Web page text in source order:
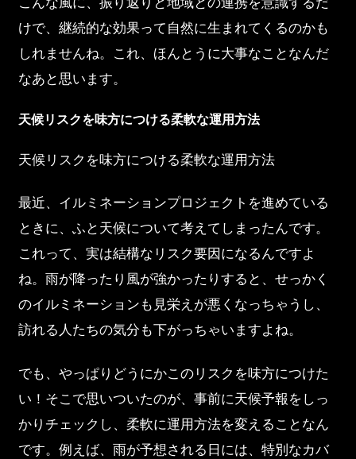
けで、継続的な効果って自然に生まれてくるのかも
しれませんね。これ、ほんとうに大事なことなんだ
なあと思います。
天候リスクを味方につける柔軟な運用方法
天候リスクを味方につける柔軟な運用方法
最近、イルミネーションプロジェクトを進めている
ときに、ふと天候について考えてしまったんです。
これって、実は結構なリスク要因になるんですよ
ね。雨が降ったり風が強かったりすると、せっかく
のイルミネーションも見栄えが悪くなっちゃうし、
訪れる人たちの気分も下がっちゃいますよね。
でも、やっぱりどうにかこのリスクを味方につけた
い！そこで思いついたのが、事前に天候予報をしっ
かりチェックし、柔軟に運用方法を変えることなん
です。例えば、雨が予想される日には、特別なカバ